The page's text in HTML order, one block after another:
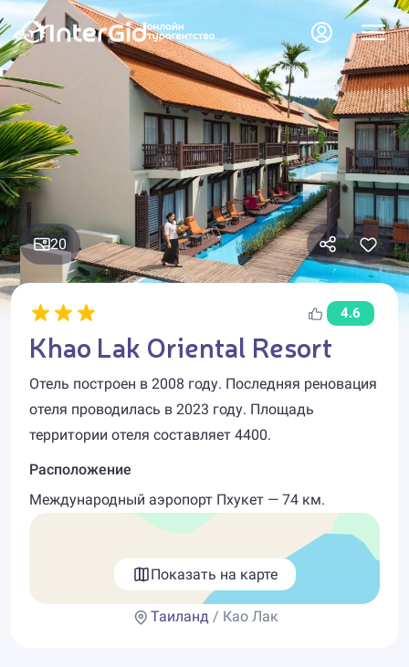
20
4.6
Khao Lak Oriental Resort
Отель построен в 2008 году. Последняя реновация
отеля проводилась в 2023 году. Площадь
территории отеля составляет 4400.
Расположение
Международный аэропорт Пхукет — 74 км.
Показать на карте
Таиланд/ Као Лак